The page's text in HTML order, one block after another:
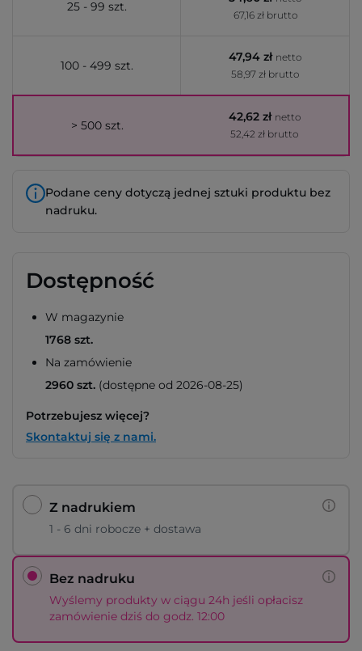
25 - 99 szt.
67,16 zł brutto
100 - 499 szt.
47,94 zł netto
58,97 zł brutto
> 500 szt.
42,62 zł netto
52,42 zł brutto
Podane ceny dotyczą jednej sztuki produktu bez
nadruku.
Dostępność
W magazynie
1768 szt.
Na zamówienie
2960 szt. (dostępne od 2026-08-25)
Potrzebujesz więcej?
Skontaktuj się z nami.
Z nadrukiem
1 - 6 dni robocze + dostawa
Bez nadruku
Wyślemy produkty w ciągu 24h jeśli opłacisz
zamówienie dziś do godz. 12:00